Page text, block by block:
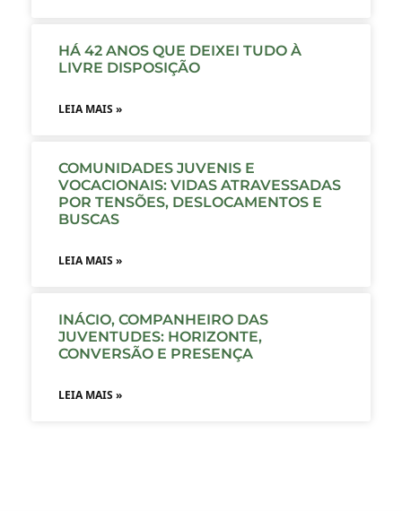
HÁ 42 ANOS QUE DEIXEI TUDO À
LIVRE DISPOSIÇÃO
LEIA MAIS »
COMUNIDADES JUVENIS E
VOCACIONAIS: VIDAS ATRAVESSADAS
POR TENSÕES, DESLOCAMENTOS E
BUSCAS
LEIA MAIS »
INÁCIO, COMPANHEIRO DAS
JUVENTUDES: HORIZONTE,
CONVERSÃO E PRESENÇA
LEIA MAIS »